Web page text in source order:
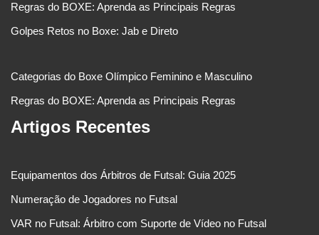
Regras do BOXE: Aprenda as Principais Regras
Golpes Retos no Boxe: Jab e Direto
Categorias do Boxe Olímpico Feminino e Masculino
Regras do BOXE: Aprenda as Principais Regras
Artigos Recentes
Equipamentos dos Árbitros de Futsal: Guia 2025
Numeração de Jogadores no Futsal
VAR no Futsal: Árbitro com Suporte de Vídeo no Futsal